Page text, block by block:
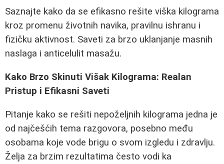
Saznajte kako da se efikasno rešite viška kilograma
kroz promenu životnih navika, pravilnu ishranu i
fizičku aktivnost. Saveti za brzo uklanjanje masnih
naslaga i anticelulit masažu.
Kako Brzo Skinuti Višak Kilograma: Realan
Pristup i Efikasni Saveti
Pitanje kako se rešiti nepoželjnih kilograma jedna je
od najčešćih tema razgovora, posebno među
osobama koje vode brigu o svom izgledu i zdravlju.
Želja za brzim rezultatima često vodi ka